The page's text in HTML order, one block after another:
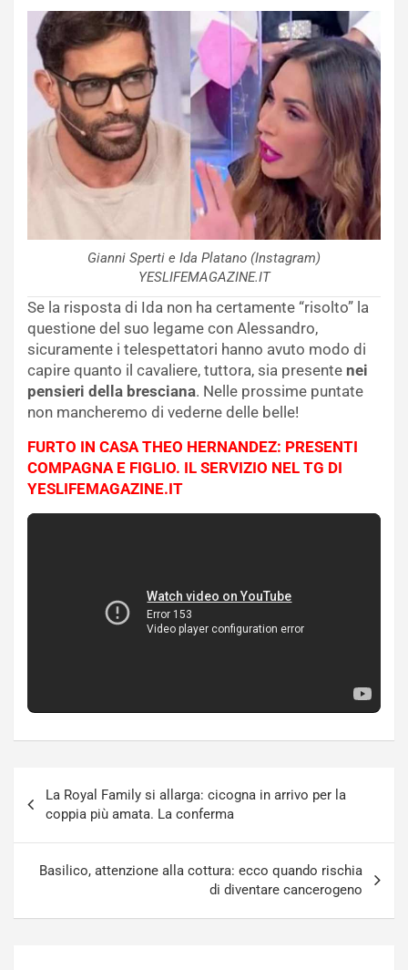
Gianni Sperti e Ida Platano (Instagram)
YESLIFEMAGAZINE.IT
Se la risposta di Ida non ha certamente “risolto” la
questione del suo legame con Alessandro,
sicuramente i telespettatori hanno avuto modo di
capire quanto il cavaliere, tuttora, sia presente nei
pensieri della bresciana. Nelle prossime puntate
non mancheremo di vederne delle belle!
FURTO IN CASA THEO HERNANDEZ: PRESENTI
COMPAGNA E FIGLIO. IL SERVIZIO NEL TG DI
YESLIFEMAGAZINE.IT
articoli
La Royal Family si allarga: cicogna in arrivo per la
coppia più amata. La conferma
Basilico, attenzione alla cottura: ecco quando rischia
di diventare cancerogeno